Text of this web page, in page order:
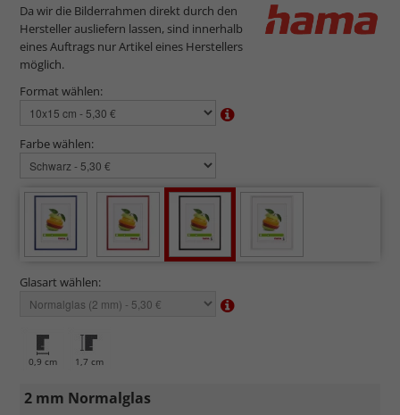
Da wir die Bilderrahmen direkt durch den
Hersteller ausliefern lassen, sind innerhalb
eines Auftrags nur Artikel eines Herstellers
möglich.
Format wählen:
Farbe wählen:
Glasart wählen:
0,9 cm 1,7 cm
2 mm Normalglas